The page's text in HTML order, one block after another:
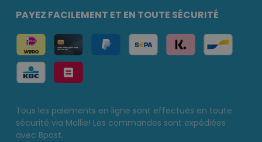
PAYEZ FACILEMENT ET EN TOUTE SÉCURITÉ
Tous les paiements en ligne sont effectués en toute
sécurité via Mollie! Les commandes sont expédiées
avec Bpost.